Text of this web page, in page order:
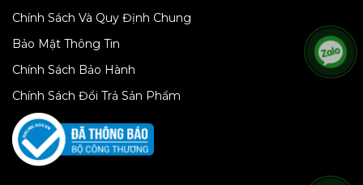
Chính Sách Và Quy Định Chung
Bảo Mật Thông Tin
Chính Sách Bảo Hành
Chính Sách Đổi Trả Sản Phẩm